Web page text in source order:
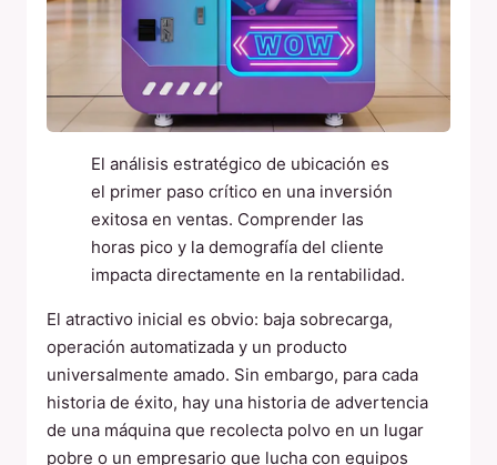
El análisis estratégico de ubicación es
el primer paso crítico en una inversión
exitosa en ventas. Comprender las
horas pico y la demografía del cliente
impacta directamente en la rentabilidad.
El atractivo inicial es obvio: baja sobrecarga,
operación automatizada y un producto
universalmente amado. Sin embargo, para cada
historia de éxito, hay una historia de advertencia
de una máquina que recolecta polvo en un lugar
pobre o un empresario que lucha con equipos